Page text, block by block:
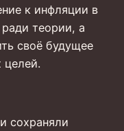
к инфляции в
теории, а
своё будущее
целей.
сохраняли